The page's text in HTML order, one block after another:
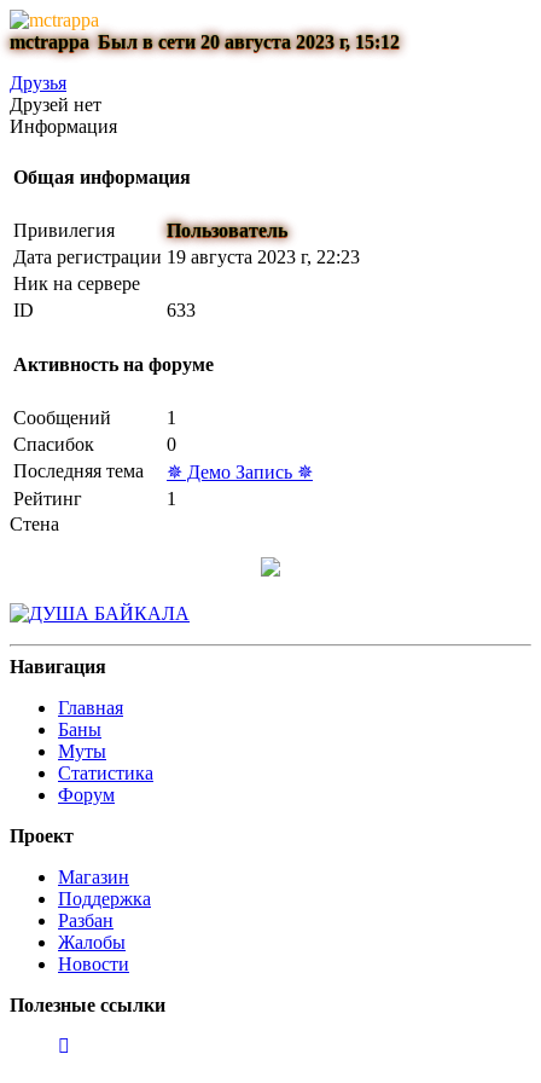
mctrappaБыл в сети 20 августа 2023 г, 15:12
Друзья
Друзей нет
Информация
Общая информация
Привилегия
Пользователь
Дата регистрации 19 августа 2023 г, 22:23
Ник на сервере
ID
633
Активность на форуме
Сообщений
1
Спасибок
0
Последняя тема
✵ Демо Запись ✵
Рейтинг
1
Стена
Навигация
Главная
Баны
Муты
Статистика
Форум
Проект
Магазин
Поддержка
Разбан
Жалобы
Новости
Полезные ссылки